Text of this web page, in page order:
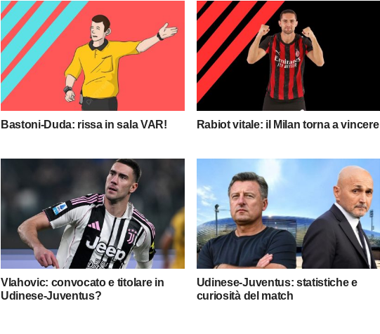
Bastoni-Duda: rissa in sala VAR! Rabiot vitale: il Milan torna a vincere
Vlahovic: convocato e titolare in
Udinese-Juventus?
Udinese-Juventus: statistiche e
curiosità del match